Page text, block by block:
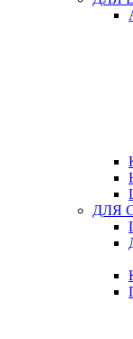
ДЛЯ